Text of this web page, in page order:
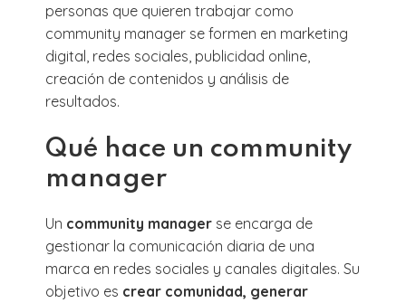
personas que quieren trabajar como
community manager se formen en marketing
digital, redes sociales, publicidad online,
creación de contenidos y análisis de
resultados.
Qué hace un community
manager
Un community manager se encarga de
gestionar la comunicación diaria de una
marca en redes sociales y canales digitales. Su
objetivo es crear comunidad, generar